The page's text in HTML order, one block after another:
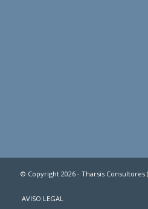
© Copyright 2026 - Tharsis Consultores
AVISO LEGAL